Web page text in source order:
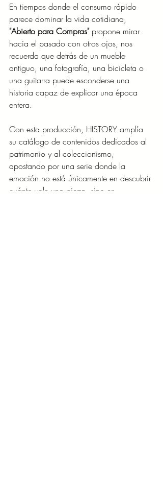
En tiempos donde el consumo rápido
parece dominar la vida cotidiana,
"Abierto para Compras" propone mirar
hacia el pasado con otros ojos, nos
recuerda que detrás de un mueble
antiguo, una fotografía, una bicicleta o
una guitarra puede esconderse una
historia capaz de explicar una época
entera.
Con esta producción, HISTORY amplía
su catálogo de contenidos dedicados al
patrimonio y al coleccionismo,
apostando por una serie donde la
emoción no está únicamente en descubrir
cuánto vale una pieza, sino en